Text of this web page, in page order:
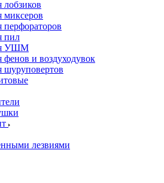
лобзиков
миксеров
перфораторов
пил
УШМ
фенов и воздуходувок
шуруповертов
лезвиями